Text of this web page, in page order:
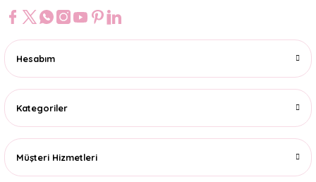
Hesabım
Kategoriler
Müşteri Hizmetleri